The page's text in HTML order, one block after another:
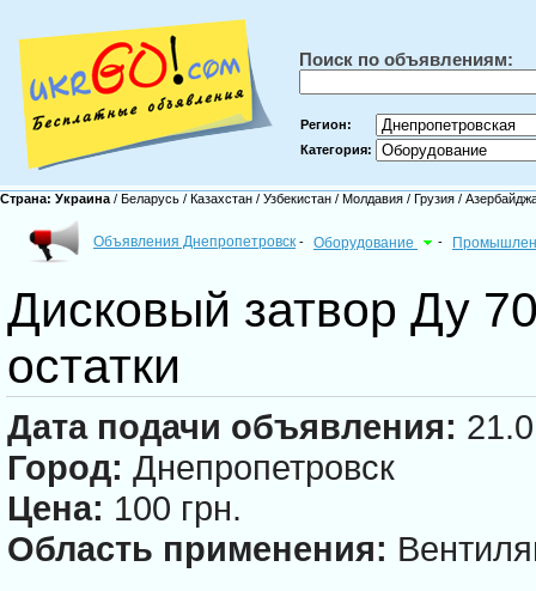
Поиск по объявлениям:
Регион:
Категория:
Страна: Украина / Беларусь / Казахстан / Узбекистан / Молдавия / Грузия /
Объявления Днепропетровск - Оборудование -
Дисковый затвор Ду
остатки
Дата подачи объявления:
Город: Днепропетровск
Цена: 100 грн.
Область применения: